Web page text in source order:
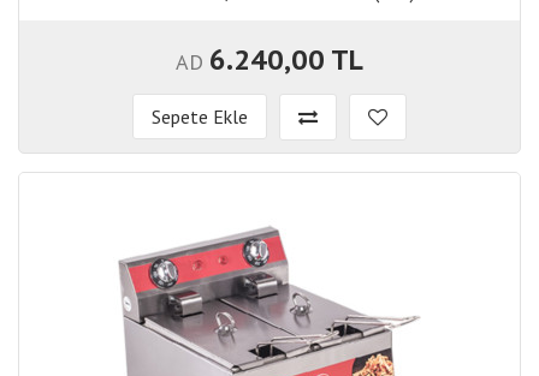
AD 6.240,00 TL
Sepete Ekle